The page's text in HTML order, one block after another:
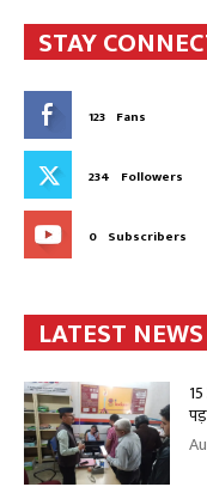
STAY
123 Fans
234 Followers
0 Subscribers
LATEST NEWS